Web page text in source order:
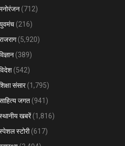
(712)
(216)
(5,920)
(389)
(542)
संसार(1,795)
जगत (941)
खबरें(1,816)
स्टोरी(617)